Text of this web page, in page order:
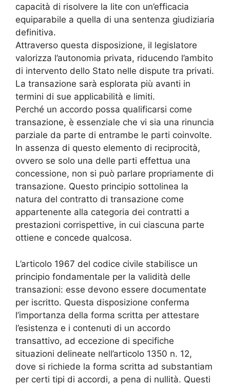
capacità di risolvere la lite con un’efficacia
equiparabile a quella di una sentenza giudiziaria
definitiva.
Attraverso questa disposizione, il legislatore
valorizza l’autonomia privata, riducendo l’ambito
di intervento dello Stato nelle dispute tra privati.
La transazione sarà esplorata più avanti in
termini di sue applicabilità e limiti.
Perché un accordo possa qualificarsi come
transazione, è essenziale che vi sia una rinuncia
parziale da parte di entrambe le parti coinvolte.
In assenza di questo elemento di reciprocità,
ovvero se solo una delle parti effettua una
concessione, non si può parlare propriamente di
transazione. Questo principio sottolinea la
natura del contratto di transazione come
appartenente alla categoria dei contratti a
prestazioni corrispettive, in cui ciascuna parte
ottiene e concede qualcosa.
L’articolo 1967 del codice civile stabilisce un
principio fondamentale per la validità delle
transazioni: esse devono essere documentate
per iscritto. Questa disposizione conferma
l’importanza della forma scritta per attestare
l’esistenza e i contenuti di un accordo
transattivo, ad eccezione di specifiche
situazioni delineate nell’articolo 1350 n. 12,
dove si richiede la forma scritta ad substantiam
per certi tipi di accordi, a pena di nullità. Questi